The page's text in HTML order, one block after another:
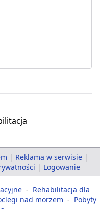
| Reklama w serwisie |
| Logowanie
- Rehabilitacja dla
nad morzem - Pobyty